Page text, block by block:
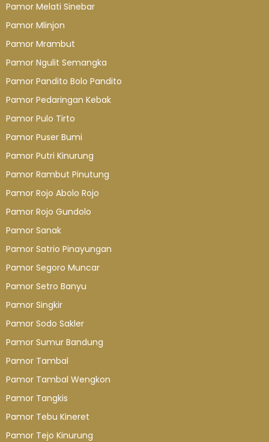
Pamor Melati Sinebar
Pamor Mlinjon
Pamor Mrambut
Pamor Ngulit Semangka
Pamor Pandito Bolo Pandito
Pamor Pedaringan Kebak
Pamor Pulo Tirto
Pamor Puser Bumi
Pamor Putri Kinurung
Pamor Rambut Pinutung
Pamor Rojo Abolo Rojo
Pamor Rojo Gundolo
Pamor Sanak
Pamor Satrio Pinayungan
Pamor Segoro Muncar
Pamor Setro Banyu
Pamor Singkir
Pamor Sodo Sakler
Pamor Sumur Bandung
Pamor Tambal
Pamor Tambal Wengkon
Pamor Tangkis
Pamor Tebu Kineret
Pamor Tejo Kinurung